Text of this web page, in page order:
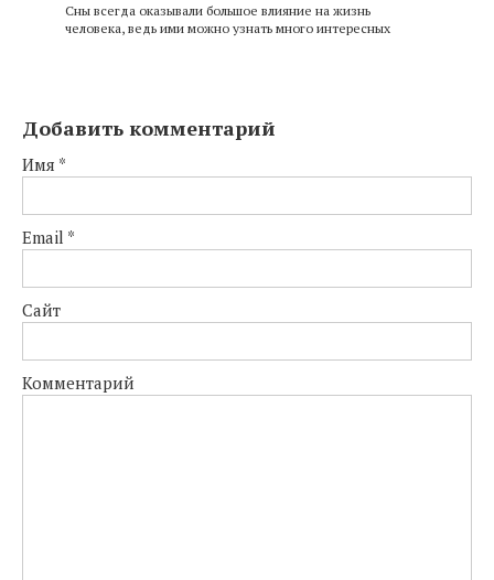
Сны всегда оказывали большое влияние на жизнь
человека, ведь ими можно узнать много интересных
Добавить комментарий
Имя *
Email *
Сайт
Комментарий